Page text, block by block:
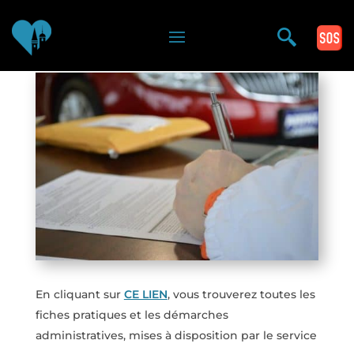
Vous êtes ici >
En cliquant sur CE LIEN, vous trouverez toutes les
fiches pratiques et les démarches
administratives, mises à disposition par le service